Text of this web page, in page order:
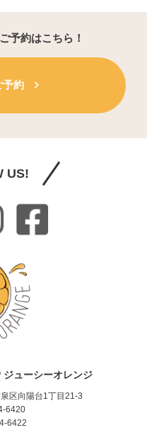
予約はこちら！
予約
US!
ューシーオレンジ
区向陽台1丁目21-3
6420
6422